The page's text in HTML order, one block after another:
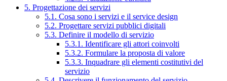
5. Progettazione dei servizi
5.1. Cosa sono i servizi e il service design
5.2. Progettare servizi pubblici digitali
5.3. Definire il modello di servizio
5.3.1. Identificare gli attori coinvolti
5.3.2. Formulare la proposta di valore
5.3.3. Inquadrare gli elementi costitutivi del
servizio